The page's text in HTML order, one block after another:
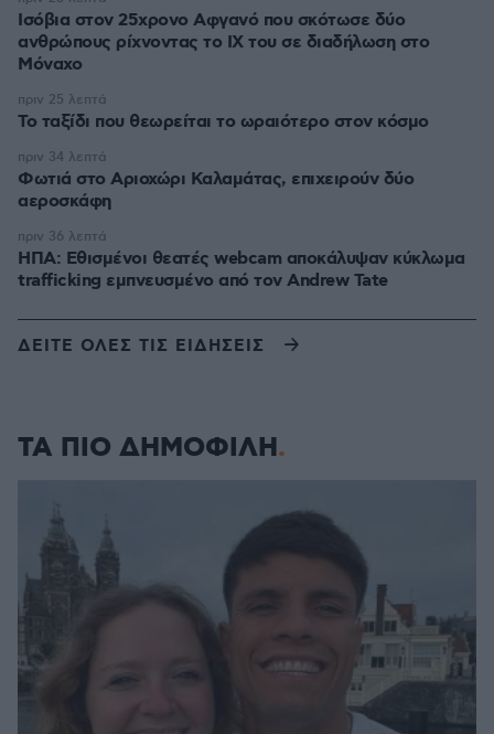
Ισόβια στον 25χρονο Αφγανό που σκότωσε δύο
ανθρώπους ρίχνοντας το ΙΧ του σε διαδήλωση στο
Μόναχο
Το ταξίδι που θεωρείται το ωραιότερο στον κόσμο
πριν 25 λεπτά
Φωτιά στο Αριοχώρι Καλαμάτας, επιχειρούν δύο
αεροσκάφη
πριν 34 λεπτά
ΗΠΑ: Εθισμένοι θεατές webcam αποκάλυψαν κύκλωμα
trafficking εμπνευσμένο από τον Andrew Tate
πριν 36 λεπτά
ΔΕΙΤΕ ΟΛΕΣ ΤΙΣ ΕΙΔΗΣΕΙΣ
ΤΑ ΠΙΟ ΔΗΜΟΦΙΛΗ